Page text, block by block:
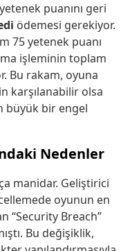
puanını geri
ödemesi gerekiyor.
75 yetenek puanı
işleminin toplam
Bu rakam, oyuna
karşılanabilir olsa
büyük bir engel
Nedenler
manidar. Geliştirici
oyunun en
“Security Breach”
Bu değişiklik,